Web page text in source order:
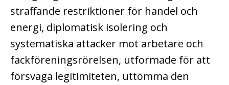
straffande restriktioner för handel och
energi, diplomatisk isolering och
systematiska attacker mot arbetare och
fackföreningsrörelsen, utformade för att
försvaga legitimiteten, uttömma den